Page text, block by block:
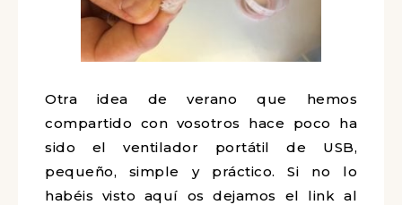
Otra idea de verano que hemos
compartido con vosotros hace poco ha
sido el ventilador portátil de USB,
pequeño, simple y práctico. Si no lo
habéis visto aquí os dejamos el link al